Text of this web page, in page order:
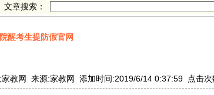
文章搜索：
醒考生提防假官网
家教网 来源:家教网 添加时间:2019/6/14 0:37:59 点击次